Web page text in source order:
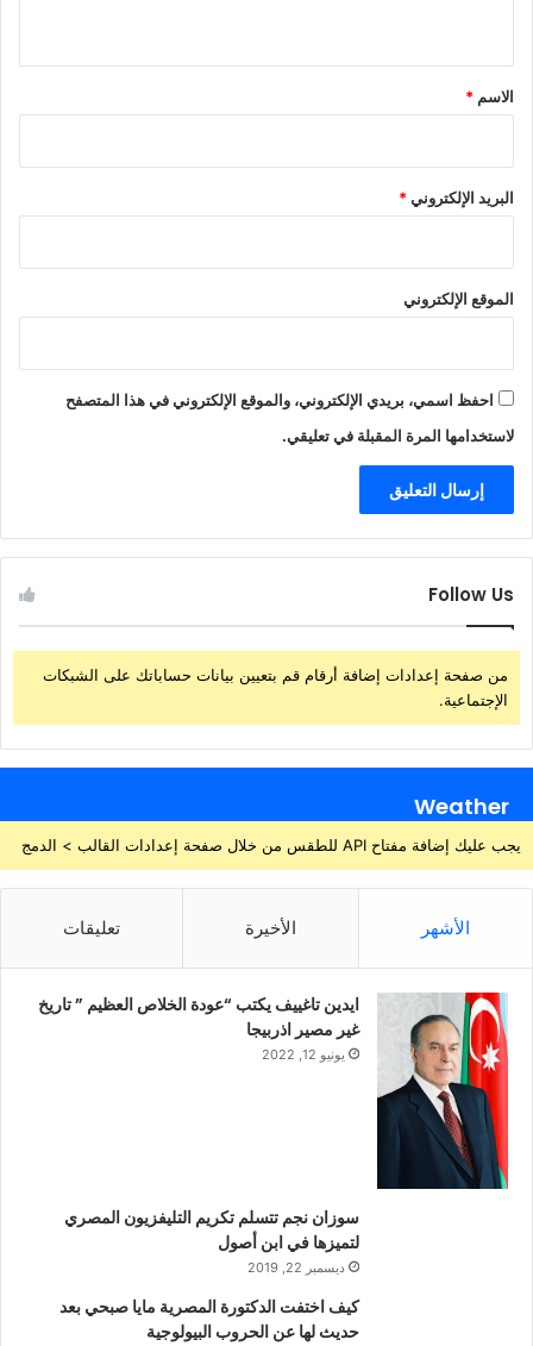
*
الاسم *
البريد الإلكتروني*
الموقع الإلكتروني
احفظ اسمي، بريدي الإلكتروني، والموقع الإلكتروني في هذا المتصفح
لاستخدامها المرة المقبلة في تعليقي.
Follow Us
من صفحة إعدادات إضافة أرقام قم بتعيين بيانات حساباتك على الشبكات
الإجتماعية.
Weather
يجب عليك إضافة مفتاح API للطقس من خلال صفحة إعدادات القالب > الدمج
الأشهر الأخيرة تعليقات
ايدين تاغييف يكتب “عودة الخلاص العظيم ” تاريخ
غير مصير اذربيجا
يونيو 12, 2022
سوزان نجم تتسلم تكريم التليفزيون المصري
لتميزها في ابن أصول
ديسمبر 22, 2019
كيف اختفت الدكتورة المصرية مايا صبحي بعد
حديث لها عن الحروب البيولوجية